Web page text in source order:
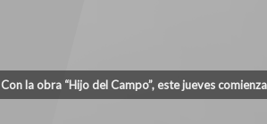
Con la obra “Hijo del Campo”, este jueves